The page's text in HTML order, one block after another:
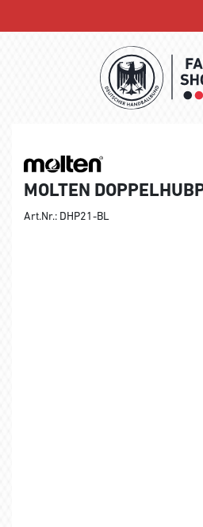
MOLTEN
Art.Nr.: DHP21-BL